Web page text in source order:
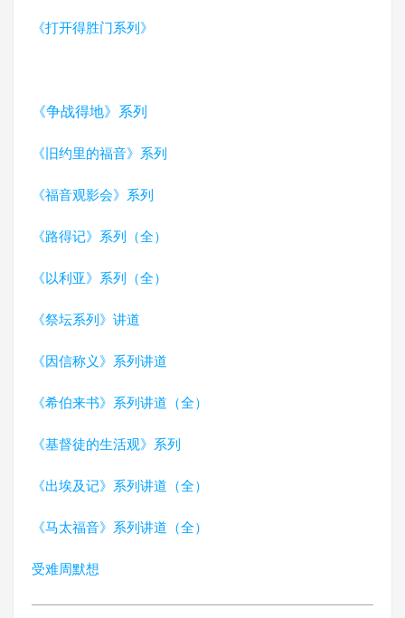
《打开得胜门系列》
《争战得地》系列
《旧约里的福音》系列
《福音观影会》系列
《路得记》系列（全）
《以利亚》系列（全）
《祭坛系列》讲道
《因信称义》系列讲道
《希伯来书》系列讲道（全）
《基督徒的生活观》系列
《出埃及记》系列讲道（全）
《马太福音》系列讲道（全）
受难周默想